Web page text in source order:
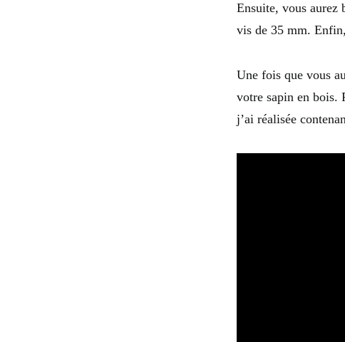
Ensuite, vous aurez
vis de 35 mm.
Une fois que vous
votre sapin en bois.
j’ai réalisée